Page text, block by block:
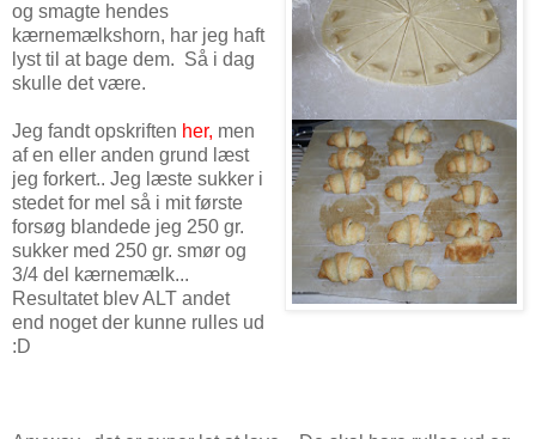
og smagte hendes
kærnemælkshorn, har jeg haft
lyst til at bage dem. Så i dag
skulle det være.
Jeg fandt opskriften her, men
af en eller anden grund læst
jeg forkert.. Jeg læste sukker i
stedet for mel så i mit første
forsøg blandede jeg 250 gr.
sukker med 250 gr. smør og
3/4 del kærnemælk...
Resultatet blev ALT andet
end noget der kunne rulles ud
:D